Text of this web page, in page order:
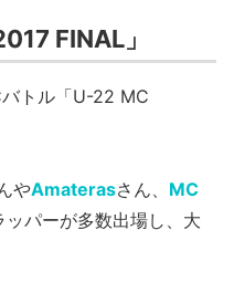
FINAL」
トル「U-22 MC
やAmaterasさん、 MC
パーが多数出場し、大